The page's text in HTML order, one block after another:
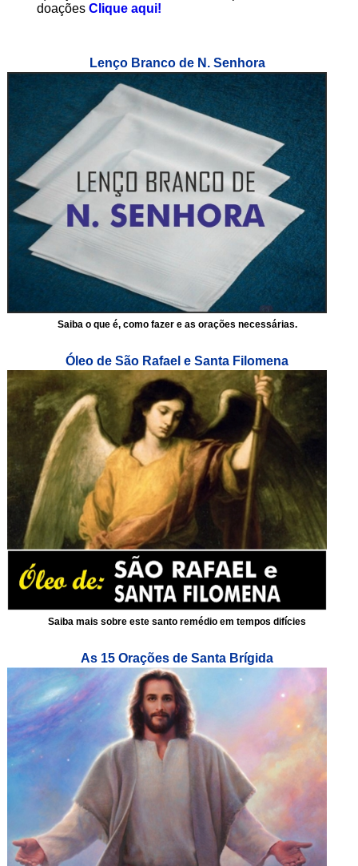
doações Clique aqui!
Lenço Branco de N. Senhora
Saiba o que é, como fazer e as orações necessárias.
Óleo de São Rafael e Santa Filomena
Saiba mais sobre este santo remédio em tempos difícies
As 15 Orações de Santa Brígida